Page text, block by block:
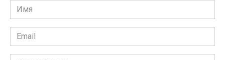
Имя
*
Email
*